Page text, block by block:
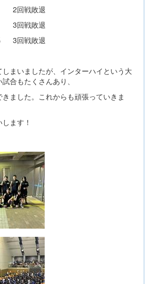
2回戦敗退
3回戦敗退
3回戦敗退
まいましたが、インターハイという大
合もたくさんあり、
ました。これからも頑張っていきま
ます！